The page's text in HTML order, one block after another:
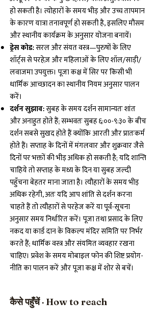
हो सकती है। त्योहारों के समय भीड़ और उच्च तापमान
के कारण यात्रा तनावपूर्ण हो सकती है, इसलिए मौसम
और स्थानीय कार्यक्रम के अनुसार योजना बनायें।
ड्रेस कोड:सरल और संयत वस्त्र—पुरुषों के लिए
शॉर्ट्स से परहेज़ और महिलाओं के लिए शॉल/साड़ी/
लवाजमा उपयुक्त। पूजा कक्ष में सिर पर किसी भी
धार्मिक आच्छादन का स्थानीय नियम अनुसार पालन
करें।
दर्शन सुझाव:सुबह के समय दर्शन सामान्यतः शांत
और अनाहुत होते हैं; सम्भवतः सुबह ६:००-९:३० के बीच
दर्शन सबसे सुखद होते हैं क्योंकि आरती और प्रातःकर्म
होते हैं। सप्ताह के दिनों में मंगलवार और शुक्रवार जैसे
दिनों पर भक्तों की भीड़ अधिक हो सकती है; यदि शान्ति
चाहिये तो सप्ताह के मध्य के दिन या सुबह जल्दी
पहुँचना बेहतर माना जाता है। त्यौहारों के समय भीड़
अधिक रहेगी, अतः यदि आप शांति से दर्शन करना
चाहते हैं तो त्यौहारों से परहेज करें या पूर्व-सूचना
अनुसार समय निर्धारित करें। पूजा तथा प्रसाद के लिए
नकद या कार्ड दान के विकल्प मंदिर समिति पर निर्भर
करते हैं; धार्मिक वस्त्र और संयमित व्यवहार रखना
चाहिए। प्रवेश के समय मोबाइल फोन की शिष्ट प्रयोग-
नीति का पालन करें और पूजा कक्ष में शोर से बचें।
कैसे पहुँचें · How to reach